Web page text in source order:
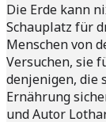
Die Erde kann
Schauplatz für
Menschen von
Versuchen, sie
denjenigen, die
Ernährung
und Autor